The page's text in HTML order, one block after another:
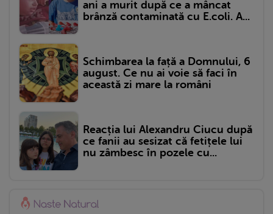
ani a murit după ce a mâncat
brânză contaminată cu E.coli. A...
Schimbarea la față a Domnului, 6
august. Ce nu ai voie să faci în
această zi mare la români
Reacția lui Alexandru Ciucu după
ce fanii au sesizat că fetițele lui
nu zâmbesc în pozele cu...